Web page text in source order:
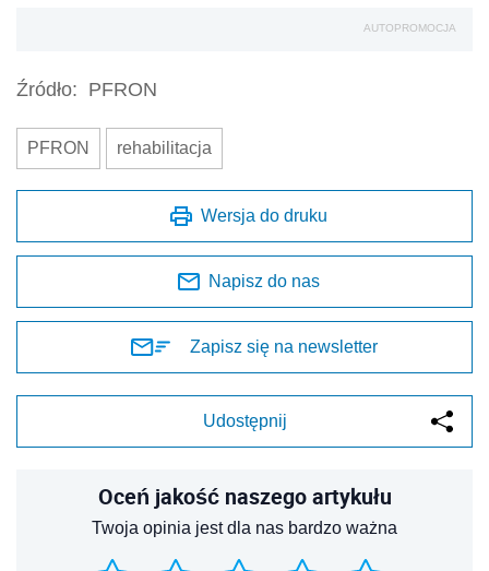
AUTOPROMOCJA
Źródło: PFRON
PFRON rehabilitacja
Wersja do druku
Napisz do nas
Zapisz się na newsletter
Udostępnij
Oceń jakość naszego artykułu
Twoja opinia jest dla nas bardzo ważna